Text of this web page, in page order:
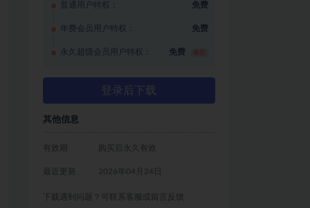
普通用户特权： 免费
年费会员用户特权： 免费
永久超级会员用户特权： 免费
登录后下载
其他信息
有效期 购买后永久有效
最近更新 2026年04月24日
下载遇到问题？可联系客服或留言反馈